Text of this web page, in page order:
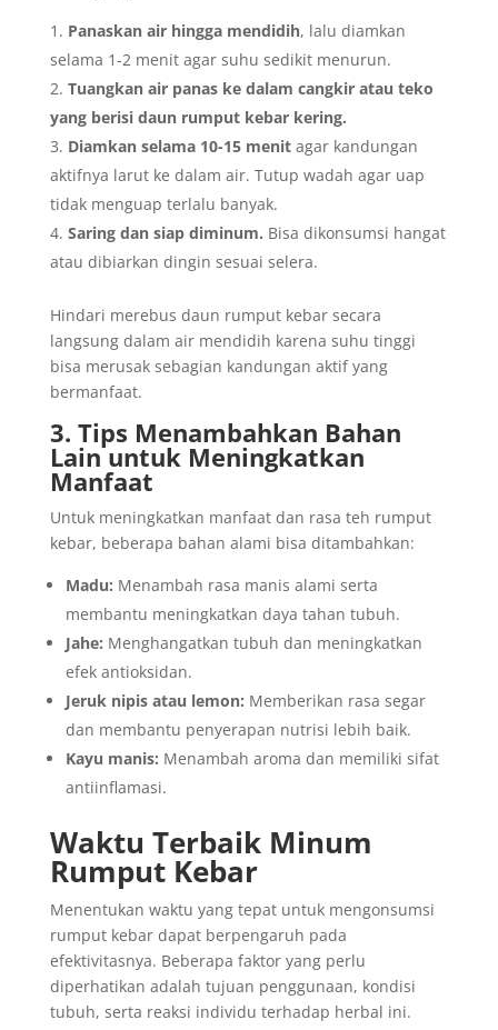
Panaskan air hingga mendidih, lalu diamkan
selama 1-2 menit agar suhu sedikit menurun.
Tuangkan air panas ke dalam cangkir atau teko
yang berisi daun rumput kebar kering.
Diamkan selama 10-15 menitagar kandungan
aktifnya larut ke dalam air. Tutup wadah agar uap
tidak menguap terlalu banyak.
Saring dan siap diminum. Bisa dikonsumsi hangat
atau dibiarkan dingin sesuai selera.
Hindari merebus daun rumput kebar secara
langsung dalam air mendidih karena suhu tinggi
bisa merusak sebagian kandungan aktif yang
bermanfaat.
3. Tips Menambahkan Bahan
Lain untuk Meningkatkan
Manfaat
Untuk meningkatkan manfaat dan rasa teh rumput
kebar, beberapa bahan alami bisa ditambahkan:
Madu: Menambah rasa manis alami serta
membantu meningkatkan daya tahan tubuh.
Jahe: Menghangatkan tubuh dan meningkatkan
efek antioksidan.
Jeruk nipis atau lemon: Memberikan rasa segar
dan membantu penyerapan nutrisi lebih baik.
Kayu manis: Menambah aroma dan memiliki sifat
antiinflamasi.
Waktu Terbaik Minum
Rumput Kebar
Menentukan waktu yang tepat untuk mengonsumsi
rumput kebar dapat berpengaruh pada
efektivitasnya. Beberapa faktor yang perlu
diperhatikan adalah tujuan penggunaan, kondisi
tubuh, serta reaksi individu terhadap herbal ini.